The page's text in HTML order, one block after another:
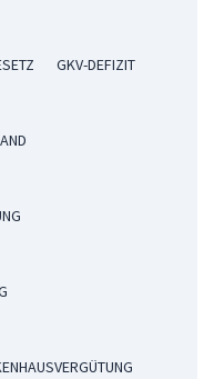
GKV-DEFIZIT